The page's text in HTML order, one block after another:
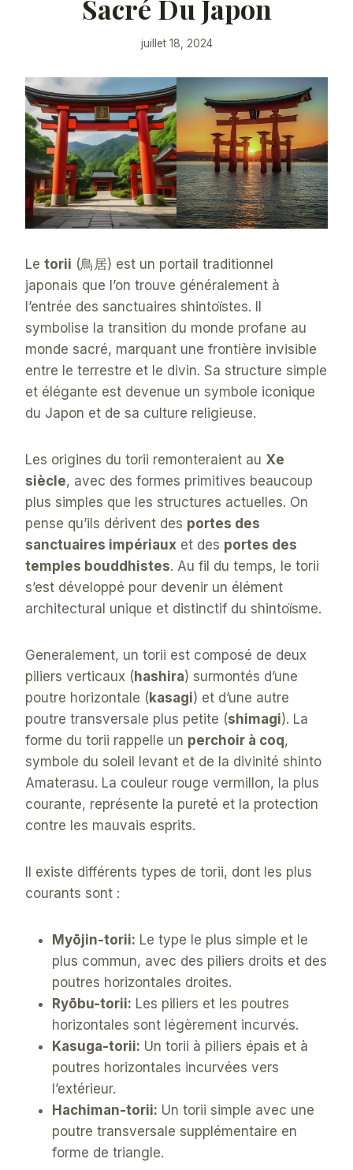
Sacré Du Japon
juillet 18, 2024
Le torii (鳥居) est un portail traditionnel
japonais que l’on trouve généralement à
l’entrée des sanctuaires shintoïstes. Il
symbolise la transition du monde profane au
monde sacré, marquant une frontière invisible
entre le terrestre et le divin. Sa structure simple
et élégante est devenue un symbole iconique
du Japon et de sa culture religieuse.
Les origines du torii remonteraient au Xe
siècle, avec des formes primitives beaucoup
plus simples que les structures actuelles. On
pense qu’ils dérivent des portes des
sanctuaires impériaux et des portes des
temples bouddhistes. Au fil du temps, le torii
s’est développé pour devenir un élément
architectural unique et distinctif du shintoïsme.
Generalement, un torii est composé de deux
piliers verticaux (hashira) surmontés d’une
poutre horizontale (kasagi) et d’une autre
poutre transversale plus petite (shimagi). La
forme du torii rappelle un perchoir à coq,
symbole du soleil levant et de la divinité shinto
Amaterasu. La couleur rouge vermillon, la plus
courante, représente la pureté et la protection
contre les mauvais esprits.
Il existe différents types de torii, dont les plus
courants sont :
Myōjin-torii: Le type le plus simple et le
plus commun, avec des piliers droits et des
poutres horizontales droites.
Ryōbu-torii: Les piliers et les poutres
horizontales sont légèrement incurvés.
Kasuga-torii: Un torii à piliers épais et à
poutres horizontales incurvées vers
l’extérieur.
Hachiman-torii: Un torii simple avec une
poutre transversale supplémentaire en
forme de triangle.